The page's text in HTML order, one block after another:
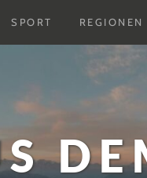
SPORT
Untermenu
REGIONEN